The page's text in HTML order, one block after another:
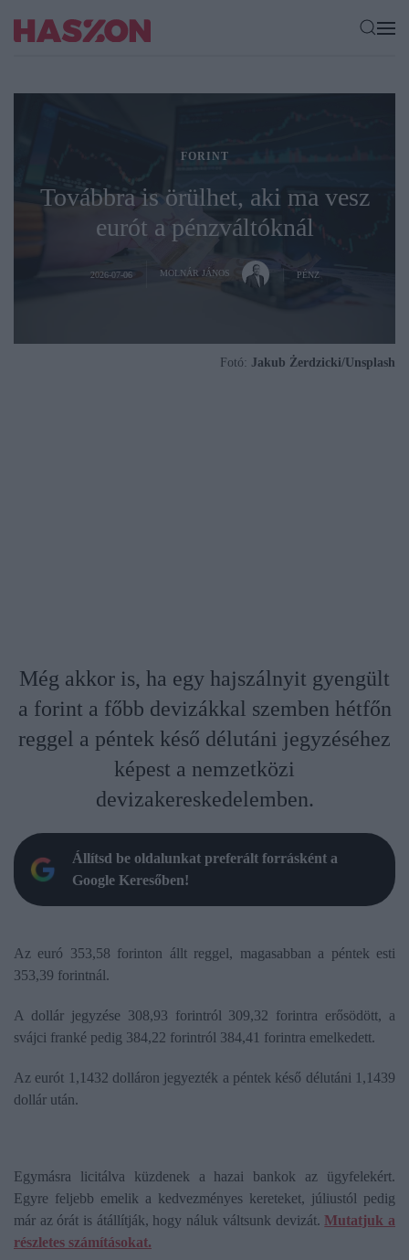
FORINT
Továbbra is örülhet, aki ma vesz
eurót a pénzváltóknál
2026-07-06 MOLNÁR JÁNOS PÉNZ
Fotó: Jakub Żerdzicki/Unsplash
Még akkor is, ha egy hajszálnyit gyengült
a forint a főbb devizákkal szemben hétfőn
reggel a péntek késő délutáni jegyzéséhez
képest a nemzetközi
devizakereskedelemben.
Állítsd be oldalunkat preferált forrásként a
Google Keresőben!
Az euró 353,58 forinton állt reggel, magasabban a péntek esti
353,39 forintnál.
A dollár jegyzése 308,93 forintról 309,32 forintra erősödött, a
svájci franké pedig 384,22 forintról 384,41 forintra emelkedett.
Az eurót 1,1432 dolláron jegyezték a péntek késő délutáni 1,1439
dollár után.
Egymásra licitálva küzdenek a hazai bankok az ügyfelekért.
Egyre feljebb emelik a kedvezményes kereteket, júliustól pedig
már az órát is átállítják, hogy náluk váltsunk devizát. Mutatjuk a
részletes számításokat.